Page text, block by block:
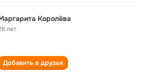
Королёва
лет
Добавить в друзья